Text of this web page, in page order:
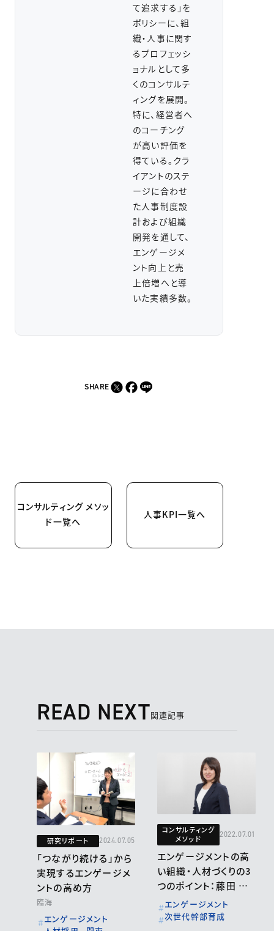
て追求する」を
ポリシーに、組
織・人事に関す
るプロフェッシ
ョナルとして多
くのコンサルテ
ィングを展開。
特に、経営者へ
のコーチング
が高い評価を
得ている。クラ
イアントのステ
ージに合わせ
た人事制度設
計および組織
開発を通して、
エンゲージメ
ント向上と売
上倍増へと導
いた実績多数。
SHARE
コンサルティング メソッ
ド一覧へ
人事KPI一覧へ
READ NEXT関連記事
研究リポート 2024.07.05
「つながり続ける」から
実現するエンゲージメ
ントの高め方
臨海
エンゲージメント
コンサルティング
メソッド
2022.07.01
エンゲージメントの高
い組織・人材づくりの3
つのポイント：藤田 奈
緒エンゲージメント
次世代幹部育成